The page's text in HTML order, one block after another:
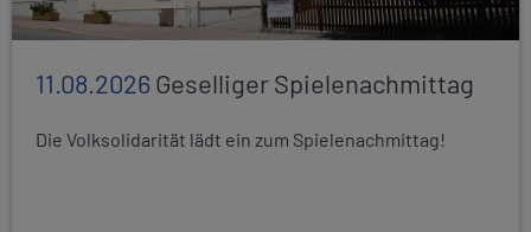
11.08.2026Geselliger Spielenachmittag
Die Volksolidarität lädt ein zum Spielenachmittag!